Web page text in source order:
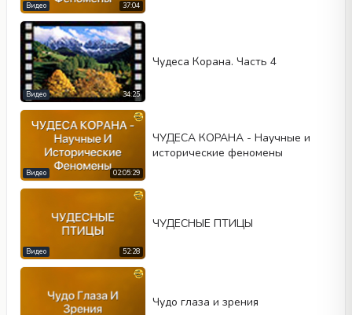
37:04
Видео
34:25
Видео
Чудеса Корана. Часть 4
02:05:29
Видео
ЧУДЕСА КОРАНА - Научные и
исторические феномены
52:28
Видео
ЧУДЕСНЫЕ ПТИЦЫ
Чудо глаза и зрения